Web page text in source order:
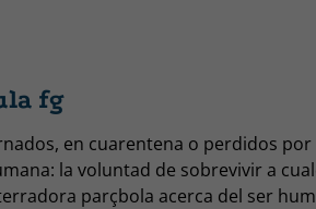
fg
en cuarentena o perdidos por
la voluntad de sobrevivir a
parçbola acerca del ser